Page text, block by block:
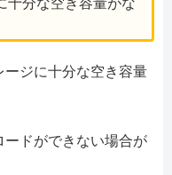
ージに十分な空き容量
ードができない場合が